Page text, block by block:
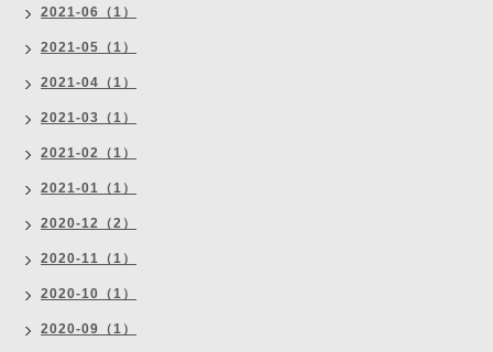
2021-06（1）
2021-05（1）
2021-04（1）
2021-03（1）
2021-02（1）
2021-01（1）
2020-12（2）
2020-11（1）
2020-10（1）
2020-09（1）